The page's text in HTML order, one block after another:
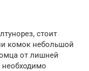
стоит
комок небольшой
от лишней